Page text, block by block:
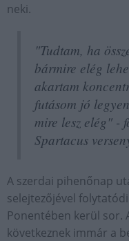
neki.
"Tudtam, ha
bármire elég
akartam
futásom jó
mire lesz elég" -
Spartacus
A szerdai pihenőnap
selejtezőjével
Ponentében kerül sor.
következnek immár a